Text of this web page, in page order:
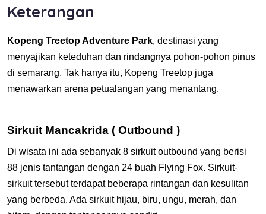
Keterangan
Kopeng Treetop Adventure Park, destinasi yang
menyajikan keteduhan dan rindangnya pohon-pohon pinus
di semarang. Tak hanya itu, Kopeng Treetop juga
menawarkan arena petualangan yang menantang.
Sirkuit Mancakrida ( Outbound )
Di wisata ini ada sebanyak 8 sirkuit outbound yang berisi
88 jenis tantangan dengan 24 buah Flying Fox. Sirkuit-
sirkuit tersebut terdapat beberapa rintangan dan kesulitan
yang berbeda. Ada sirkuit hijau, biru, ungu, merah, dan